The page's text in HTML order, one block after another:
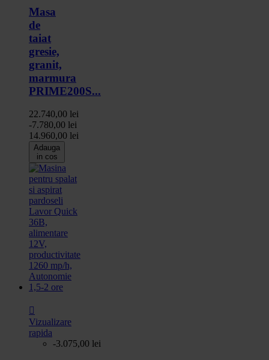
Masa
de
taiat
gresie,
granit,
marmura
PRIME200S...
22.740,00 lei
-7.780,00 lei
14.960,00 lei
Adauga
in cos

Vizualizare
rapida
-3.075,00 lei